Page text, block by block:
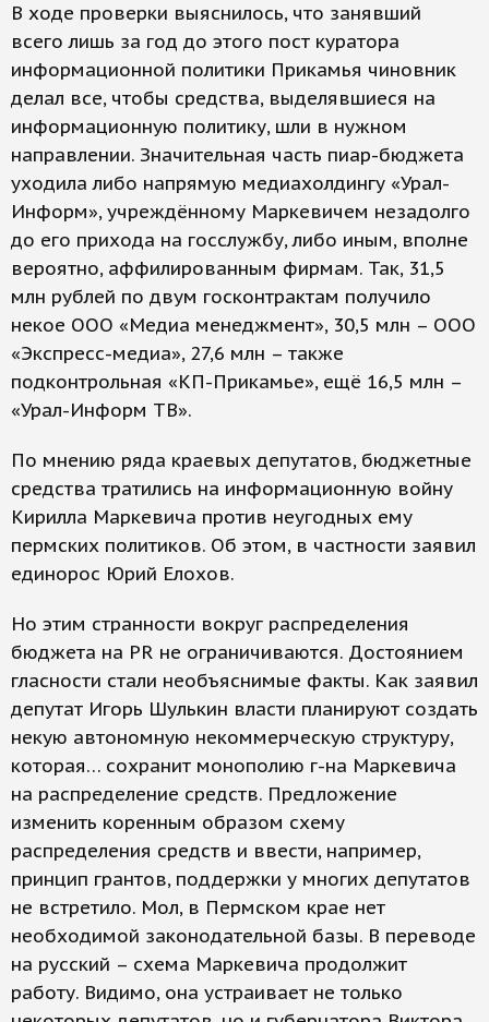
В ходе проверки выяснилось, что занявший
всего лишь за год до этого пост куратора
информационной политики Прикамья чиновник
делал все, чтобы средства, выделявшиеся на
информационную политику, шли в нужном
направлении. Значительная часть пиар-бюджета
уходила либо напрямую медиахолдингу «Урал-
Информ», учреждённому Маркевичем незадолго
до его прихода на госслужбу, либо иным, вполне
вероятно, аффилированным фирмам. Так, 31,5
млн рублей по двум госконтрактам получило
некое ООО «Медиа менеджмент», 30,5 млн – ООО
«Экспресс-медиа», 27,6 млн – также
подконтрольная «КП-Прикамье», ещё 16,5 млн –
«Урал-Информ ТВ».
По мнению ряда краевых депутатов, бюджетные
средства тратились на информационную войну
Кирилла Маркевича против неугодных ему
пермских политиков. Об этом, в частности заявил
единорос Юрий Елохов.
Но этим странности вокруг распределения
бюджета на PR не ограничиваются. Достоянием
гласности стали необъяснимые факты. Как заявил
депутат Игорь Шулькин власти планируют создать
некую автономную некоммерческую структуру,
которая… сохранит монополию г-на Маркевича
на распределение средств. Предложение
изменить коренным образом схему
распределения средств и ввести, например,
принцип грантов, поддержки у многих депутатов
не встретило. Мол, в Пермском крае нет
необходимой законодательной базы. В переводе
на русский – схема Маркевича продолжит
работу. Видимо, она устраивает не только